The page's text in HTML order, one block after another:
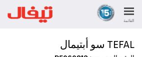
القائمة
TEFAL سو أبتيمال